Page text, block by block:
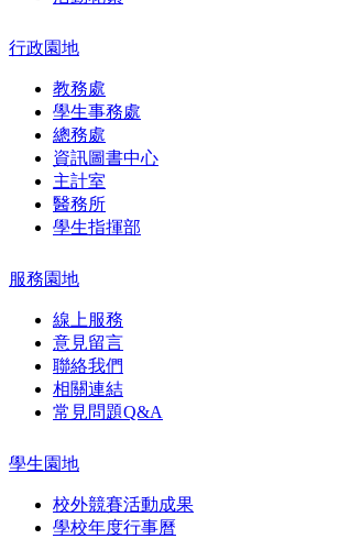
行政園地
教務處
學生事務處
總務處
資訊圖書中心
主計室
醫務所
學生指揮部
服務園地
線上服務
意見留言
聯絡我們
相關連結
常見問題Q&A
學生園地
校外競賽活動成果
學校年度行事曆